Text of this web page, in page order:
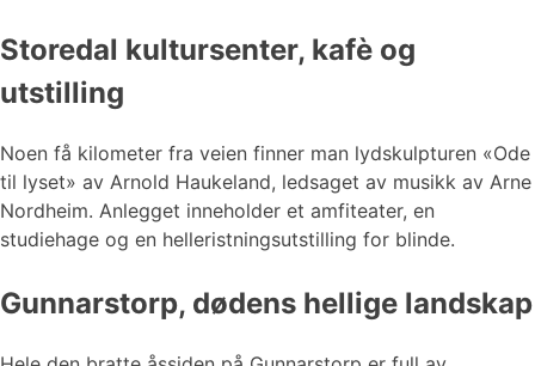
Storedal kultursenter, kafè og
utstilling
Noen få kilometer fra veien finner man lydskulpturen «Ode
til lyset» av Arnold Haukeland, ledsaget av musikk av Arne
Nordheim. Anlegget inneholder et amfiteater, en
studiehage og en helleristningsutstilling for blinde.
Gunnarstorp, dødens hellige landskap